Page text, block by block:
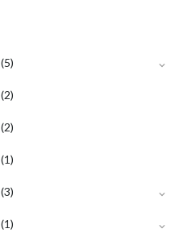
(5)
(2)
(2)
(1)
(3)
(1)
(1)